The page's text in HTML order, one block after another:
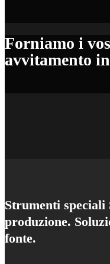
Forniamo i
avvitamento
Strumenti speciali
produzione.
fonte.